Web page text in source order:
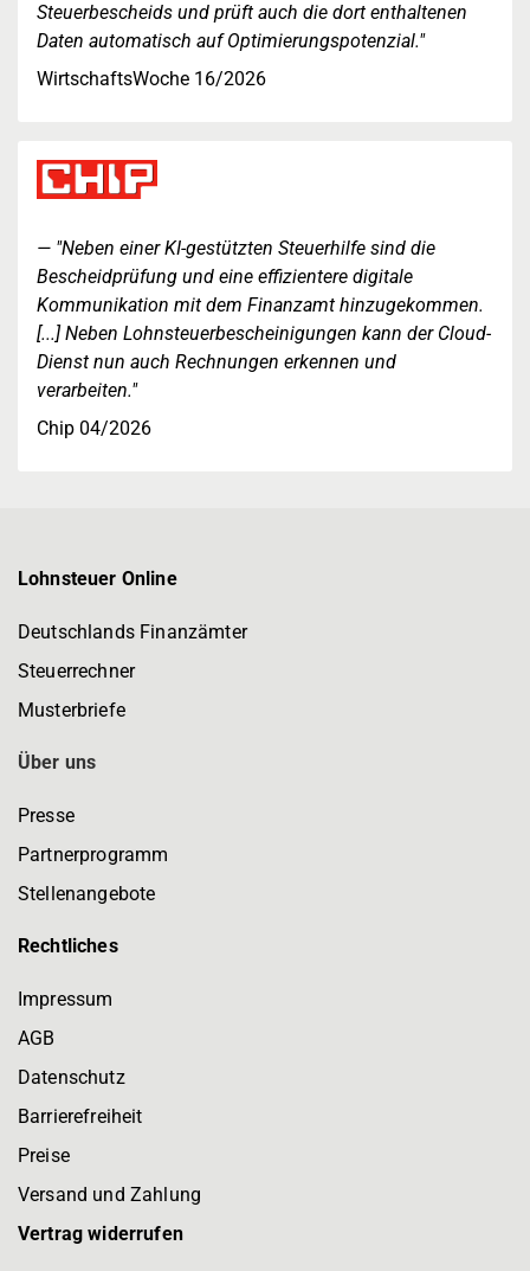
Steuerbescheids und prüft auch die dort enthaltenen
Daten automatisch auf Optimierungspotenzial."
WirtschaftsWoche 16/2026
"Neben einer KI-gestützten Steuerhilfe sind die
Bescheidprüfung und eine effizientere digitale
Kommunikation mit dem Finanzamt hinzugekommen.
[...] Neben Lohnsteuerbescheinigungen kann der Cloud-
Dienst nun auch Rechnungen erkennen und
verarbeiten."
Chip 04/2026
Lohnsteuer Online
Deutschlands Finanzämter
Steuerrechner
Musterbriefe
Über uns
Presse
Partnerprogramm
Stellenangebote
Rechtliches
Impressum
AGB
Datenschutz
Barrierefreiheit
Preise
Versand und Zahlung
Vertrag widerrufen